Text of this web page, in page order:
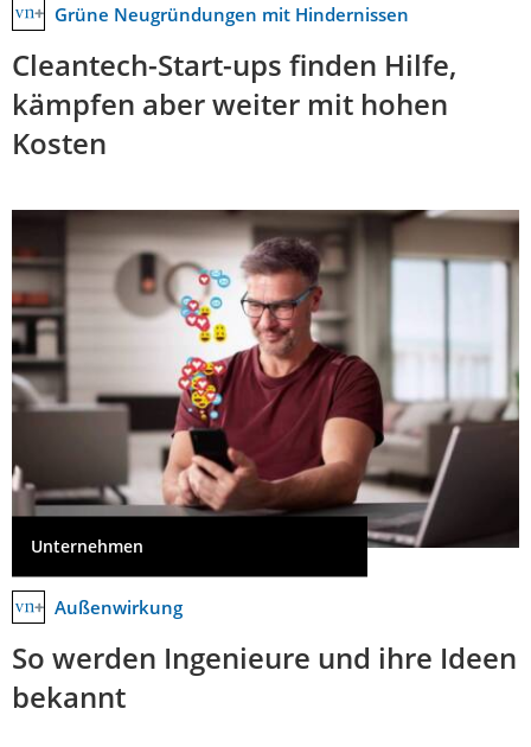
Grüne Neugründungen mit Hindernissen
Cleantech-Start-ups finden Hilfe,
kämpfen aber weiter mit hohen
Kosten
Unternehmen
Außenwirkung
So werden Ingenieure und ihre Ideen
bekannt